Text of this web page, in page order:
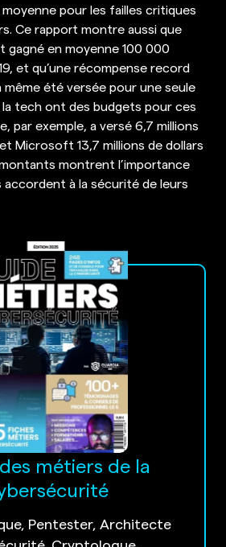
pour les failles critiques
Ce rapport montre aussi que
gagné en moyenne 100 000
et qu’une récompense record
même été versée pour une seule
la tech ont des budgets pour ces
par exemple, a versé 6,7 millions
Microsoft 13,7 millions de dollars
montrent l’importance
à la sécurité de leurs
métiers de la
Pentester, Architecte